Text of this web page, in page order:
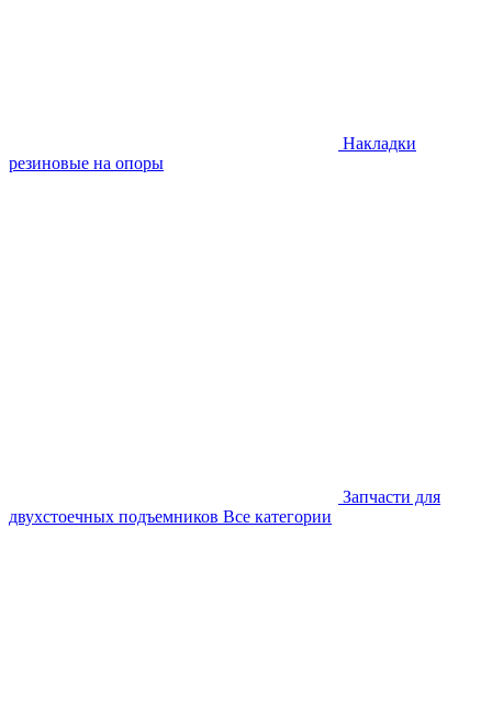
Накладки
резиновые на опоры
Запчасти для
двухстоечных подъемников Все категории